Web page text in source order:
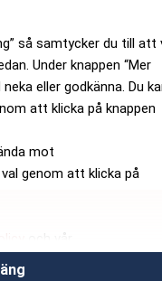
så samtycker du till att
Under knappen “Mer
eller godkänna. Du
att klicka på knappen
mot
genom att klicka på